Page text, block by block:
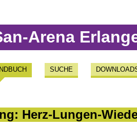
Arena
SUCHE
Herz-Lungen-